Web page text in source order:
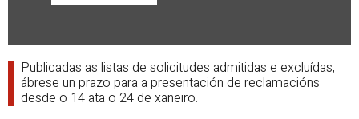
Publicadas as listas de solicitudes admitidas e excluídas,
ábrese un prazo para a presentación de reclamacións
desde o 14 ata o 24 de xaneiro.